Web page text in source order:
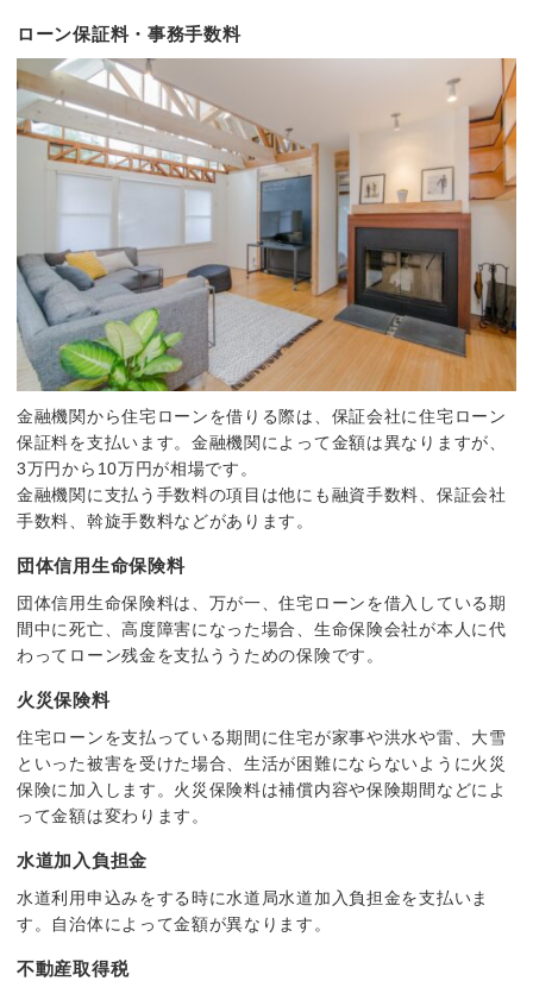
ローン保証料・事務手数料
金融機関から住宅ローンを借りる際は、保証会社に住宅ローン
保証料を支払います。金融機関によって金額は異なりますが、
3万円から10万円が相場です。
金融機関に支払う手数料の項目は他にも融資手数料、保証会社
手数料、斡旋手数料などがあります。
団体信用生命保険料
団体信用生命保険料は、万が一、住宅ローンを借入している期
間中に死亡、高度障害になった場合、生命保険会社が本人に代
わってローン残金を支払ううための保険です。
火災保険料
住宅ローンを支払っている期間に住宅が家事や洪水や雷、大雪
といった被害を受けた場合、生活が困難にならないように火災
保険に加入します。火災保険料は補償内容や保険期間などによ
って金額は変わります。
水道加入負担金
水道利用申込みをする時に水道局水道加入負担金を支払いま
す。自治体によって金額が異なります。
不動産取得税